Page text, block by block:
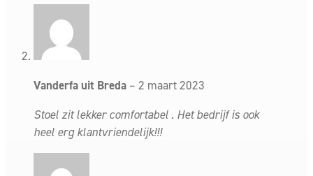
koel en comfortabel blijft, zelfs tijdens lange
werkdagen.
lendensteun krijgt u de optimale ondersteuning voor
uw onderrug.
Vanderfa uit Breda – 2 maart 2023
Stoel zit lekker comfortabel . Het bedrijf is ook
heel erg klantvriendelijk!!!